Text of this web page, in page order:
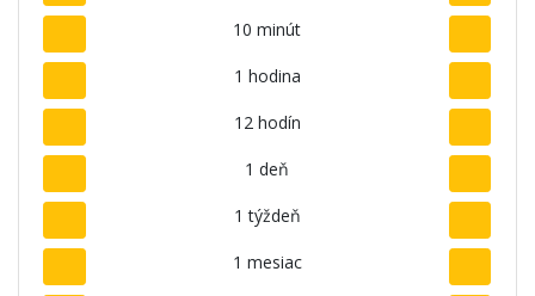
10 minút
1 hodina
12 hodín
1 deň
1 týždeň
1 mesiac